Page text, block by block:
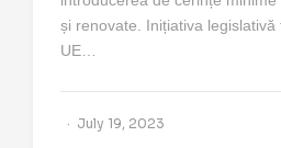
și renovate. Inițiativa
UE…
July 19, 2023